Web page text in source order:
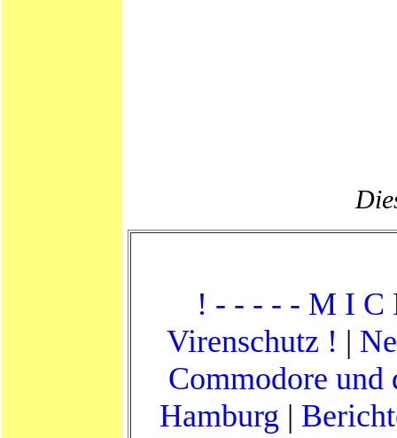
! - - - - - M I C
Virenschutz ! |
Commodore und
Hamburg |